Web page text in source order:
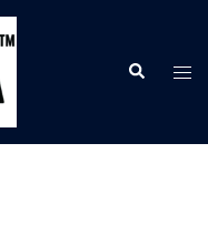
Search